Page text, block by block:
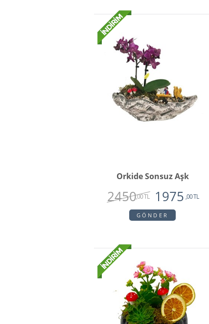
Orkide Sonsuz Aşk
2450,00 TL 1975 ,00 TL
GÖNDER